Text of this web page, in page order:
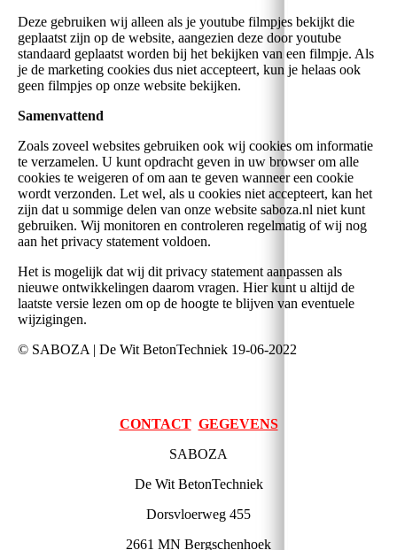
Deze gebruiken wij alleen als je youtube filmpjes bekijkt die
geplaatst zijn op de website, aangezien deze door youtube
standaard geplaatst worden bij het bekijken van een filmpje. Als
je de marketing cookies dus niet accepteert, kun je helaas ook
geen filmpjes op onze website bekijken.
Samenvattend
Zoals zoveel websites gebruiken ook wij cookies om informatie
te verzamelen. U kunt opdracht geven in uw browser om alle
cookies te weigeren of om aan te geven wanneer een cookie
wordt verzonden. Let wel, als u cookies niet accepteert, kan het
zijn dat u sommige delen van onze website saboza.nl niet kunt
gebruiken. Wij monitoren en controleren regelmatig of wij nog
aan het privacy statement voldoen.
Het is mogelijk dat wij dit privacy statement aanpassen als
nieuwe ontwikkelingen daarom vragen. Hier kunt u altijd de
laatste versie lezen om op de hoogte te blijven van eventuele
wijzigingen.
© SABOZA | De Wit BetonTechniek 19-06-2022
CONTACT GEGEVENS
SABOZA
De Wit BetonTechniek
Dorsvloerweg 455
2661 MN Bergschenhoek